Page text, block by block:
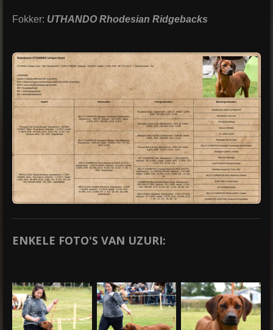
Fokker: UTHANDO Rhodesian Ridgebacks
ENKELE FOTO'S VAN UZURI: